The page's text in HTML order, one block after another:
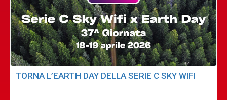
TORNA L’EARTH DAY DELLA SERIE C SKY WIFI